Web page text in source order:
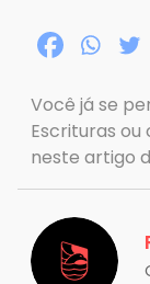
Você já se
Escrituras ou
neste artigo